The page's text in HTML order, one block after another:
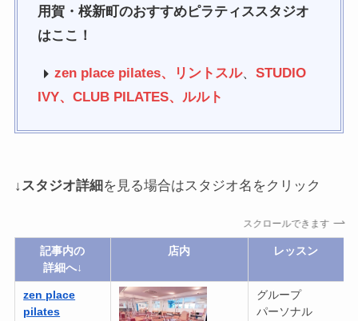
用賀・桜新町のおすすめピラティススタジオ
はここ！
zen place pilates、 リントスル、 STUDIO
IVY、CLUB PILATES、ルルト
↓スタジオ詳細を見る場合はスタジオ名をクリック
スクロールできます
記事内の
詳細へ↓
店内 レッスン
zen place
pilates
グループ
パーソナル